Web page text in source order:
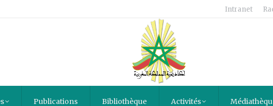
Intranet
Publications Bibliothèque Activités